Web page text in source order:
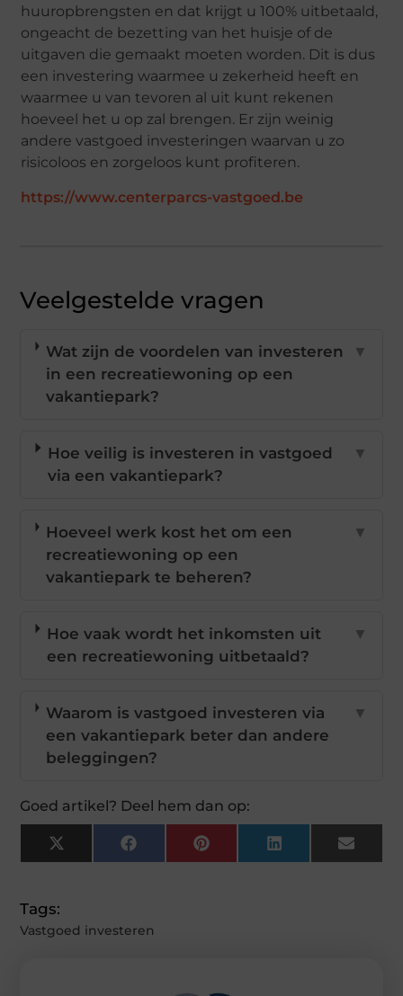
huuropbrengsten en dat krijgt u 100% uitbetaald,
ongeacht de bezetting van het huisje of de
uitgaven die gemaakt moeten worden. Dit is dus
een investering waarmee u zekerheid heeft en
waarmee u van tevoren al uit kunt rekenen
hoeveel het u op zal brengen. Er zijn weinig
andere vastgoed investeringen waarvan u zo
risicoloos en zorgeloos kunt profiteren.
https://www.centerparcs-vastgoed.be
Veelgestelde vragen
Wat zijn de voordelen van investeren
in een recreatiewoning op een
vakantiepark?
▼
Hoe veilig is investeren in vastgoed
via een vakantiepark?
▼
Hoeveel werk kost het om een
recreatiewoning op een
vakantiepark te beheren?
▼
Hoe vaak wordt het inkomsten uit
een recreatiewoning uitbetaald?
▼
Waarom is vastgoed investeren via
een vakantiepark beter dan andere
beleggingen?
▼
Goed artikel? Deel hem dan op:
X
(Twitter)
FacebookPinterestLinkedInEmail
Tags:
Vastgoed investeren